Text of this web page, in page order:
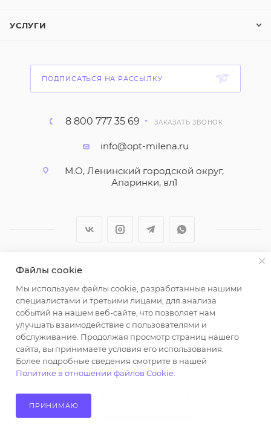
УСЛУГИ
ПОДПИСАТЬСЯ НА РАССЫЛКУ
8 800 777 35 69 ЗАКАЗАТЬ ЗВОНОК
info@opt-milena.ru
М.О, Ленинский городской округ,
Апаринки, вл1
2026 © ООО "Вайт Текстиль групп"
Любая информация на сайте носит справочный
характер и не является публичной офертой
определяемой положениями пункта 2 статьи 437
Гражданского кодекса Российской Федерации.
Использование любых материалов, опубликованных
на https://opt-milena.ru, допустимо только при
наличии письменного разрешения редакции и
активной ссылки на https://opt-milena.ru
Файлы cookie
Мы используем файлы cookie, разработанные нашими
специалистами и третьими лицами, для анализа
событий на нашем веб-сайте, что позволяет нам
улучшать взаимодействие с пользователями и
обслуживание. Продолжая просмотр страниц нашего
сайта, вы принимаете условия его использования.
Более подробные сведения смотрите в нашей
Политике в отношении файлов Cookie
ПРИНИМАЮ